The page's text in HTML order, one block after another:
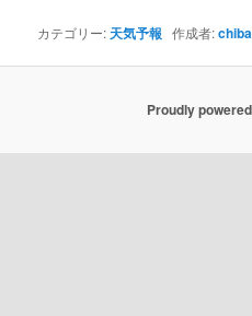
カテゴリー: 天気予報 作成者:
Proudly